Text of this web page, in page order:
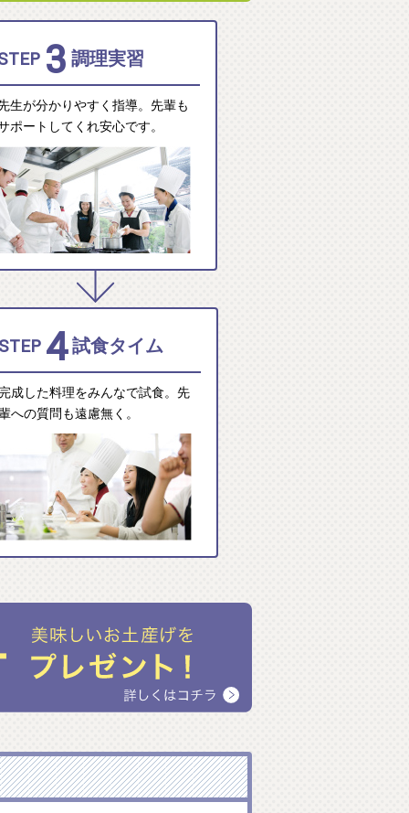
3 調理実習
生が分かりやすく指導。先輩も
ポートしてくれ安心です。
4 試食タイム
成した料理をみんなで試食。先
への質問も遠慮無く。